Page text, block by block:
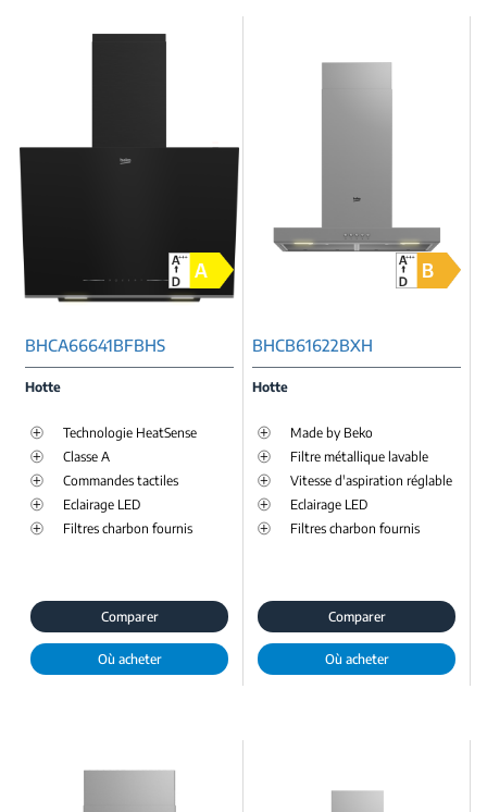
BHCA66641BFBHS
Hotte
Technologie HeatSense
Classe A
Commandes tactiles
Eclairage LED
Filtres charbon fournis
Comparer
Où acheter
BHCB61622BXH
Hotte
Made by Beko
Filtre métallique lavable
Vitesse d'aspiration réglable
Eclairage LED
Filtres charbon fournis
Comparer
Où acheter